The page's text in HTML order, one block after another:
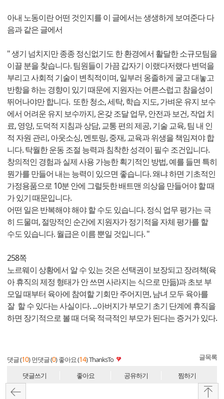
아내 노동이란 어떤 것인지를 이 글에서는 생생하게 보여준다 다
음과 같은 글에서
" 생기 넘치지만 종종 정신없기도 한 환경에서 활달한 소규모팀을
이끌 분을 찾습니다. 팀원들이 가끔 갑자기 이랬다저랬다 변덕을
부리고 사회적 기술이 변칙적이며, 일부러 옹졸하게 굴고 대놓고
반항을 하는 경향이 있기 때문에 지원자는 어른스럽고 참을성이
뛰어나야만 합니다. 또한 청소, 세탁, 학습 지도, 가벼운 유지 보수
에서 어려운 유지 보수까지, 온갖 조달 업무, 안전과 보건, 작업 치
료, 영양, 도덕적 지침과 상담, 교통 편의 제공, 기술 교육, 팀 내 인
적 자원 관리, 아웃소싱, 멘토링, 중재, 교육과 위생을 책임져야 합
니다. 탁월한 운동 조절 능력과 침착한 성격이 필수 조건입니다.
창의적인 경험과 실제 사용 가능한 획기적인 방법, 예를 들면 특히
뭔가를 만들어 내는 능력이 있으면 좋습니다. 왜냐 하면 기초적인
가정용품으로 10분 안에 그럴듯한 배트맨 의상을 만들어야 할 때
가 있기 때문입니다.
어떤 일은 반복해야 해야 할 수도 있습니다. 정식 업무 평가는 극
히 드물며, 절망적인 순간에 지원자가 정기적을 자체 평가를 할
수도 있습니다. 월급은 이름 뿐일 것입니다. "
258쪽
노르웨이 상황에서 알 수 있는 것은 선택권이 보장되고 장려책(육
아 휴직의 제정 형태가 안 쓰면 사라지는 식으로 만듦)과 초보 부
모일 때부터 육아에 참여할 기회만 주어지면, 남녀 모두 육아를
잘 할 수 있다는 사실이다. ...아버지가 부모기 초기 단계에 휴직을
하면 장기적으로 볼 때 더욱 적극적인 부모가 된다는 증거가 있다.
댓글 (10) 먼댓글 (0) 좋아요 (14)ThanksTo 글목록
댓글쓰기 좋아요 공유하기 찜하기